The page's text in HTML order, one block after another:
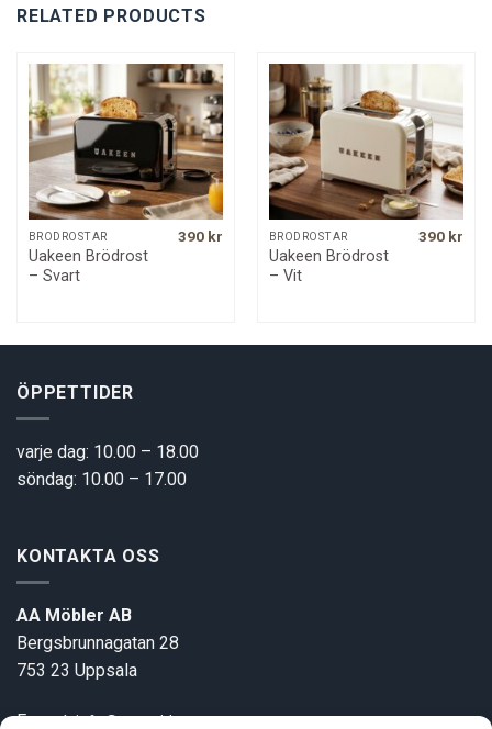
RELATED PRODUCTS
BRÖDROSTAR
Uakeen Brödrost
– Svart
390 kr BRÖDROSTAR
Uakeen Brödrost
– Vit
390 kr
ÖPPETTIDER
varje dag: 10.00 – 18.00
söndag: 10.00 – 17.00
KONTAKTA OSS
AA Möbler AB
Bergsbrunnagatan 28
753 23 Uppsala
E-post:info@aamobler.se